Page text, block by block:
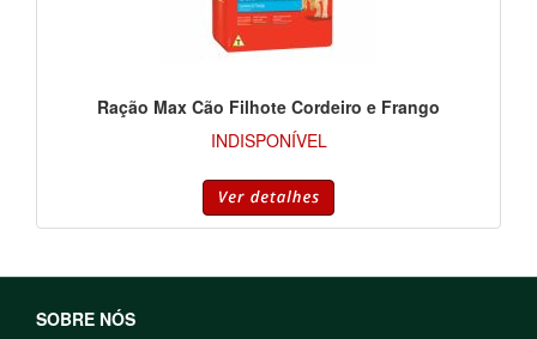
Ração Max Cão Filhote Cordeiro e Frango
INDISPONÍVEL
SOBRE NÓS